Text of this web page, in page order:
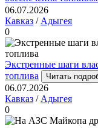
06.07.2026
Кавказ / Адыгея
0
Экстренные шаги
топлива
Читать
06.07.2026
Кавказ / Адыгея
0